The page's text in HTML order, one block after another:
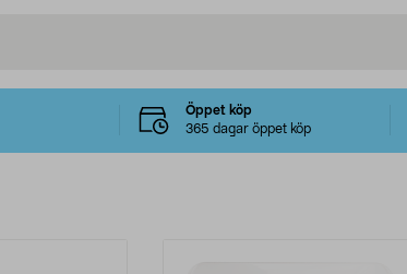
Öppet köp
365 dagar öppet köp